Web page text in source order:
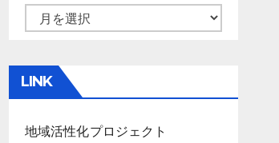
カ
イ
LINK
地域活性化プロジェクト